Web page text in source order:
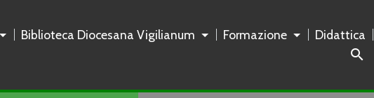
Biblioteca Diocesana Vigilianum Formazione Didattica
search